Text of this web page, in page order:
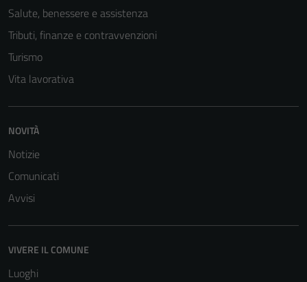
Salute, benessere e assistenza
Tributi, finanze e contravvenzioni
Turismo
Vita lavorativa
NOVITÀ
Notizie
Comunicati
Avvisi
VIVERE IL COMUNE
Luoghi